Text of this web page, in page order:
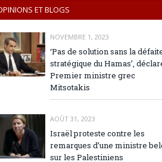
ET BLOGS
NOVEMBRE 1, 2023
‘Pas de solution sans la
stratégique du Hamas’,
Premier ministre grec
Mitsotakis
AOÛT 31, 2023
Israël proteste contre les
remarques d’une ministre
sur les Palestiniens